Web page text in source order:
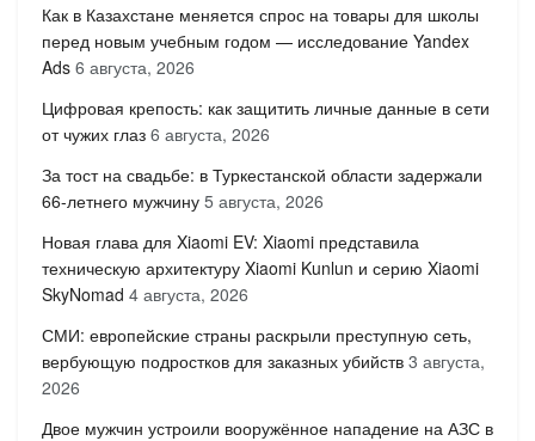
Как в Казахстане меняется спрос на товары для школы
перед новым учебным годом — исследование Yandex
Ads 6 августа, 2026
Цифровая крепость: как защитить личные данные в сети
от чужих глаз 6 августа, 2026
За тост на свадьбе: в Туркестанской области задержали
66-летнего мужчину 5 августа, 2026
Новая глава для Xiaomi EV: Xiaomi представила
техническую архитектуру Xiaomi Kunlun и серию Xiaomi
SkyNomad 4 августа, 2026
СМИ: европейские страны раскрыли преступную сеть,
вербующую подростков для заказных убийств 3 августа,
2026
Двое мужчин устроили вооружённое нападение на АЗС в